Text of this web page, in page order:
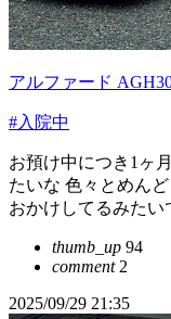
アルファード
#入院中
お預け中につき1ヶ
たいな 色々とめん
おかけしてるみた
thumb_up 94
comment2
2025/09/29 21:35